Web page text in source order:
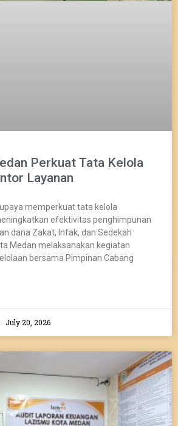
Perkuat Tata Kelola
Layanan
memperkuat tata kelola
efektivitas penghimpunan
dana Zakat, Infak, dan Sedekah
Medan melaksanakan kegiatan
bersama Pimpinan Cabang
July 20, 2026